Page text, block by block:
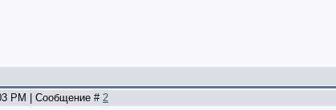
PM | Сообщение # 2